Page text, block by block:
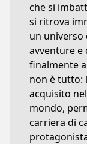
che si
si ritrova
un universo
avventure e
finalmente
non è tutto:
acquisito
mondo,
carriera di